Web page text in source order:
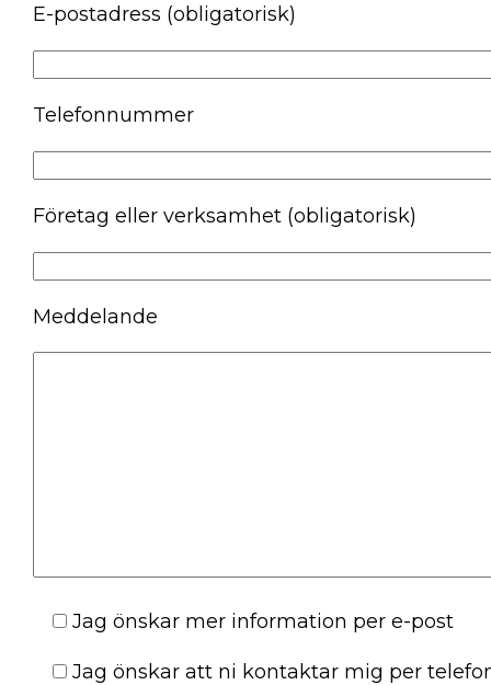
E-postadress (obligatorisk)
Telefonnummer
Företag eller verksamhet (obligatorisk)
Meddelande
Jag önskar mer information per e-post
Jag önskar att ni kontaktar mig per